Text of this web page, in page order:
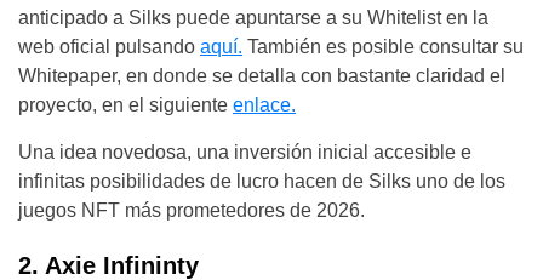
anticipado a Silks puede apuntarse a su Whitelist en la
web oficial pulsando aquí. También es posible consultar su
Whitepaper, en donde se detalla con bastante claridad el
proyecto, en el siguiente enlace.
Una idea novedosa, una inversión inicial accesible e
infinitas posibilidades de lucro hacen de Silks uno de los
juegos NFT más prometedores de 2026.
2. Axie Infininty